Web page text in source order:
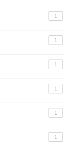
1
1
1
1
1
1